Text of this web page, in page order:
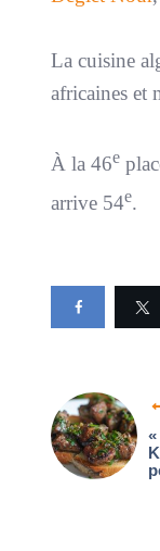
La cuisine
africaines et
À la 46e
arrive 54e.